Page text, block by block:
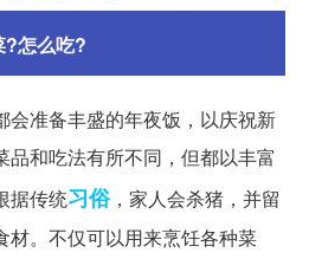
?怎么吃?
会准备丰盛的年夜饭，以庆祝新
品和吃法有所不同，但都以丰富
据传统习俗，家人会杀猪，并留
材。不仅可以用来烹饪各种菜